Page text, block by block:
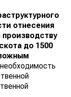
отнесения
до 1500